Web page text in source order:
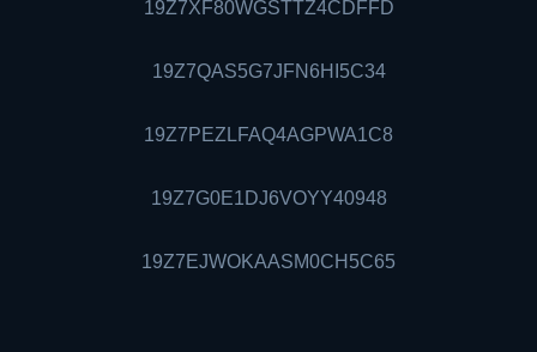
19Z7XF80WGSTTZ4CDFFD
19Z7QAS5G7JFN6HI5C34
19Z7PEZLFAQ4AGPWA1C8
19Z7G0E1DJ6VOYY40948
19Z7EJWOKAASM0CH5C65